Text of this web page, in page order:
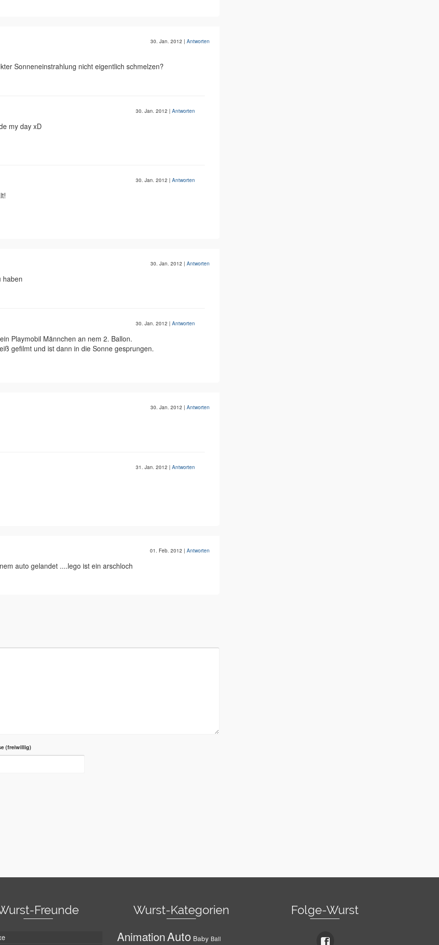
30. Jan. 2012 | Antworten
Sonneneinstrahlung nicht eigentlich schmelzen?
30. Jan. 2012 | Antworten
my day xD
30. Jan. 2012 | Antworten
30. Jan. 2012 | Antworten
haben
30. Jan. 2012 | Antworten
Playmobil Männchen an nem 2. Ballon.
gefilmt und ist dann in die Sonne gesprungen.
30. Jan. 2012 | Antworten
31. Jan. 2012 | Antworten
01. Feb. 2012 | Antworten
auto gelandet ....lego ist ein arschloch
Freunde Wurst-Kategorien
AnimationAuto Baby Ball
Folge-Wurst